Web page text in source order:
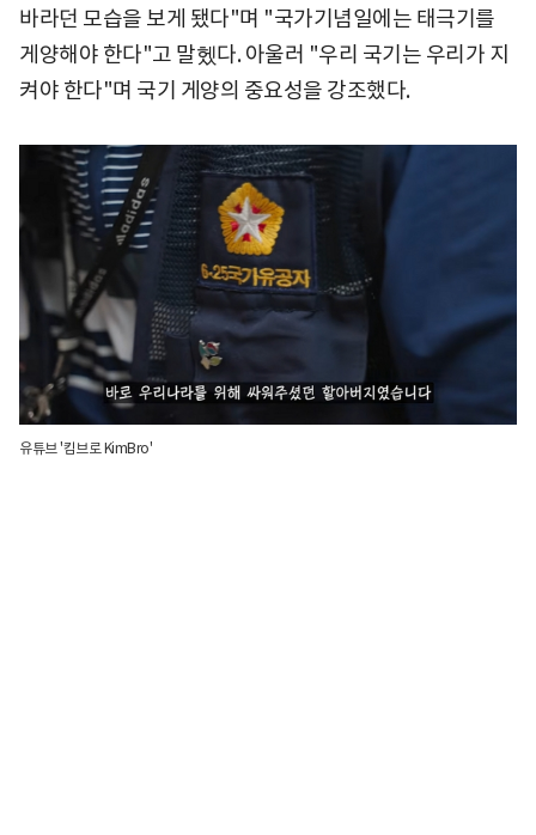
바라던 모습을 보게 됐다"며 "국가기념일에는 태극기를
게양해야 한다"고 말헸다. 아울러 "우리 국기는 우리가 지
켜야 한다"며 국기 게양의 중요성을 강조했다.
유튜브 '킴브로 KimBro'